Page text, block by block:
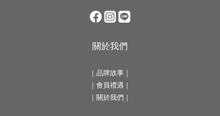
關於我們
｜ 品牌故事 ｜
｜會員禮遇｜
｜ 關於我們 ｜